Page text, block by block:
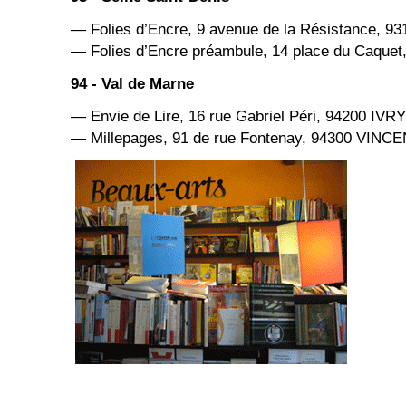
— Folies d’Encre, 9 avenue de la Résistance,
— Folies d’Encre préambule, 14 place du
94 - Val de Marne
— Envie de Lire, 16 rue Gabriel Péri, 94200
— Millepages, 91 de rue Fontenay, 94300